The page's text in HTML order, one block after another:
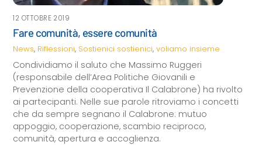
12 OTTOBRE 2019
Fare comunità, essere comunità
News, Riflessioni, Sostienici sostienici,voliamo insieme
Condividiamo il saluto che Massimo Ruggeri
(responsabile dell’Area Politiche Giovanili e
Prevenzione della cooperativa Il Calabrone) ha rivolto
ai partecipanti. Nelle sue parole ritroviamo i concetti
che da sempre segnano il Calabrone: mutuo
appoggio, cooperazione, scambio reciproco,
comunità, apertura e accoglienza.